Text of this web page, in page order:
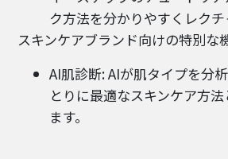
ク方法を分かりやすくレクチ
スキンケアブランド向けの特別な
AI肌診断: AIが肌タイプを分
とりに最適なスキンケア方
ます。